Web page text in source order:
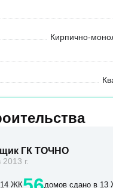
Кирпично-
ГК ТОЧНО
г.
14 ЖК домов сдано в 13